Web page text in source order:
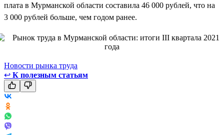
плата в Мурманской области составила 46 000 рублей, что на
3 000 рублей больше, чем годом ранее.
Новости рынка труда
↩ К полезным статьям